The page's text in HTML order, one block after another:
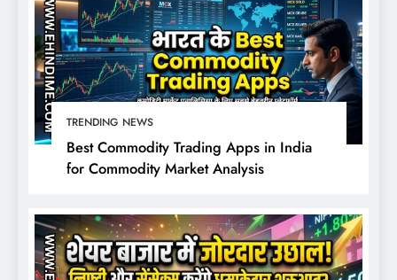
TRENDING NEWS
Best Commodity Trading Apps in India
for Commodity Market Analysis